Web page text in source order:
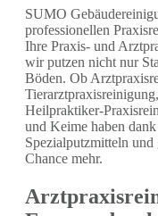
SUMO
professionellen
Ihre Praxis- und
wir putzen nicht nur
Böden. Ob
Heilpraktiker-
und Keime haben
Spezialputzmitteln
Chance mehr.